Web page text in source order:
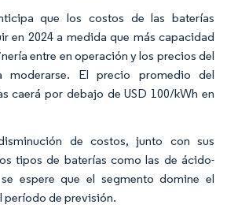
que los costos de las baterías
en 2024 a medida que más capacidad
entre en operación y los precios del
moderarse. El precio promedio del
caerá por debajo de USD 100/kWh en
de costos, junto con sus
tipos de baterías como las de ácido-
espere que el segmento domine el
período de previsión.